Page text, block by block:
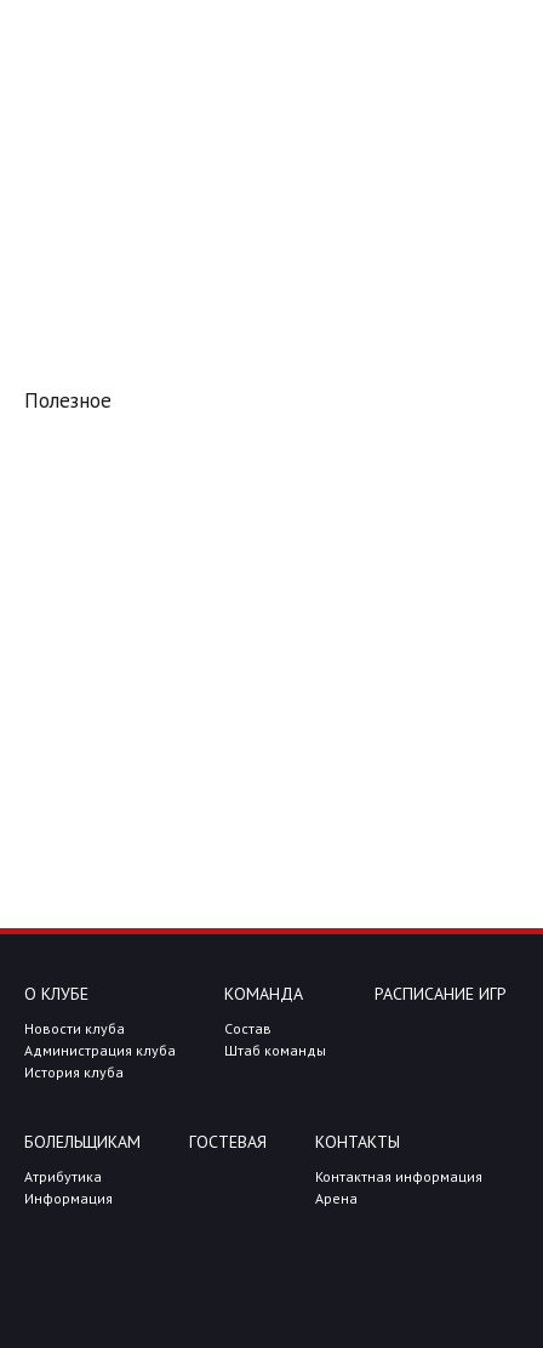
Полезное
О КЛУБЕ
Новости клуба
Администрация клуба
История клуба
КОМАНДА
Состав
Штаб команды
РАСПИСАНИЕ ИГР
БОЛЕЛЬЩИКАМ
Атрибутика
Информация
ГОСТЕВАЯ КОНТАКТЫ
Контактная информация
Арена